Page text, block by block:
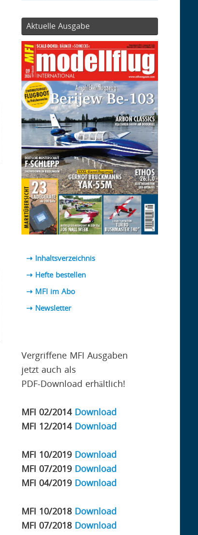
Aktuelle Ausgabe
⇢ Inhaltsverzeichnis
⇢ Hefte bestellen
⇢ MFI im Abo
⇢ Newsletter
Vergriffene MFI Ausgaben
jetzt auch als
PDF-Download erhältlich!
MFI 02/2014 Download
MFI 12/2014 Download
MFI 10/2019 Download
MFI 07/2019 Download
MFI 04/2019 Download
MFI 10/2018 Download
MFI 07/2018 Download